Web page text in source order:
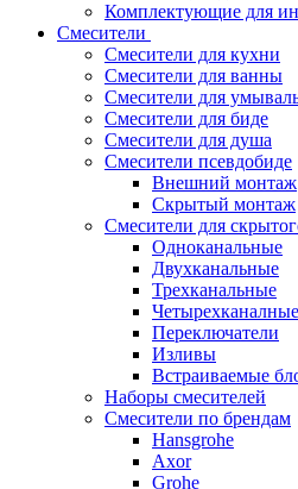
Комплектующие для
Смесители
Смесители для кухни
Смесители для ванны
Смесители для
Смесители для биде
Смесители для душа
Смесители псевдобиде
Внешний монтаж
Скрытый монтаж
Смесители для
Одноканальные
Двухканальные
Трехканальные
Четырехканалные
Переключатели
Изливы
Встраиваемые
Наборы смесителей
Смесители по брендам
Hansgrohe
Axor
Grohe